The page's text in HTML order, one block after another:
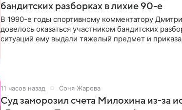
бандитских разборках в лихие 90-е
В 1990-е годы спортивному комментатору
довелось оказаться участником бандитских
ситуаций ему выдали тяжелый предмет и
11 часов назад Соня Жарова
Суд заморозил счета Милохина из-за